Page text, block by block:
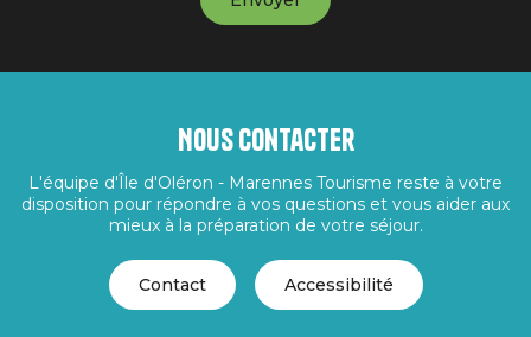
Nous contacter
L'équipe d'Île d'Oléron - Marennes Tourisme reste à votre
disposition pour répondre à vos questions et vous aider aux
mieux à la préparation de votre séjour.
Contact Accessibilité